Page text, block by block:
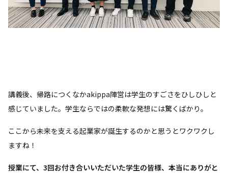
講義後、帰路につくなかakippa陣営は学生のすごさをひしひしと
感じていました。学生ならではの柔軟な発想には驚くばかり。
ここから未来を支える起業家が誕生するのかと思うとワクワクし
ますね！
授業にて、3回お付き合いいただいた学生の皆様、本当にありがと